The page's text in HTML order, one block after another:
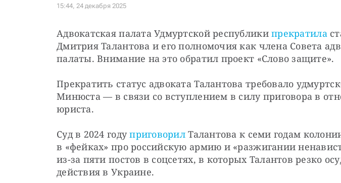
Адвокатская палата Удмуртской республики прекратила
Дмитрия Талантова и его полномочия как члена Совета
палаты. Внимание на это обратил проект «Слово защите».
Прекратить статус адвоката Талантова требовало
Минюста — в связи со вступлением в силу приговора в
юриста.
Суд в 2024 году приговорил Талантова к семи годам
в «фейках» про российскую армию и «разжигании
из-за пяти постов в соцсетях, в которых Талантов резко
действия в Украине.